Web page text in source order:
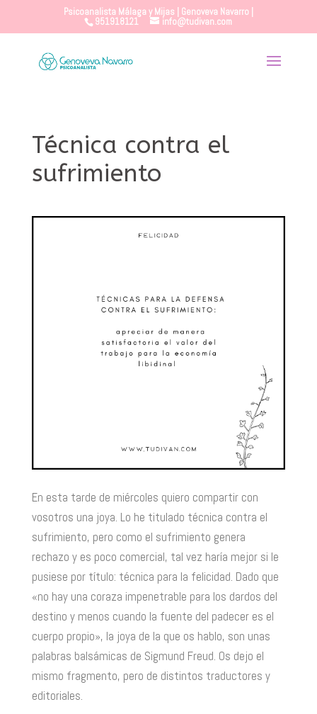
Psicoanalista Málaga y Mijas | Genoveva Navarro |
951918121
info@tudivan.com
Técnica contra el
sufrimiento
En esta tarde de miércoles quiero compartir con
vosotros una joya. Lo he titulado técnica contra el
sufrimiento, pero como el sufrimiento genera
rechazo y es poco comercial, tal vez haría mejor si le
pusiese por título: técnica para la felicidad. Dado que
«no hay una coraza impenetrable para los dardos del
destino y menos cuando la fuente del padecer es el
cuerpo propio», la joya de la que os hablo, son unas
palabras balsámicas de Sigmund Freud. Os dejo el
mismo fragmento, pero de distintos traductores y
editoriales.